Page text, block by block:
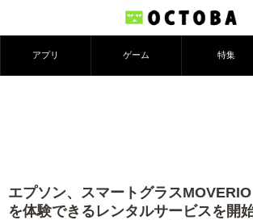
アプリ ゲーム 特集
エプソン、スマートグラスMOVERIO
を体験できるレンタルサービスを開